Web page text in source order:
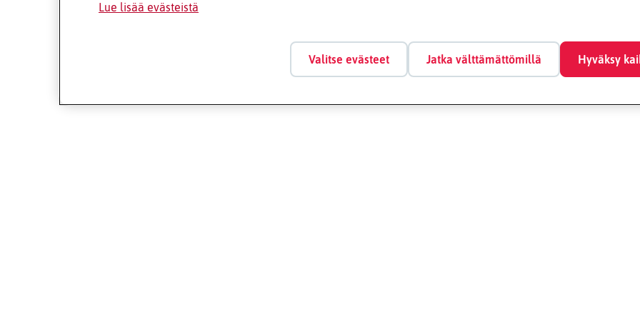
Lue lisää evästeistä
Valitse evästeet Jatka välttämättömillä Hyväksy